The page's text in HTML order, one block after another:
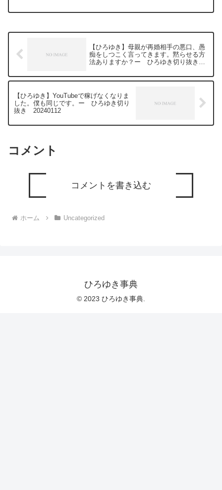
【ひろゆき】母親が再婚相手の悪口、愚
痴をしつこく言ってきます。黙らせる方
法ありますか？ー ひろゆき切り抜き
【ひろゆき】YouTubeで稼げなくなりま
した。僕も同じです。ー ひろゆき切り
抜き 20240112
コメント
コメントを書き込む
ホーム Uncategorized
ひろゆき事典
© 2023 ひろゆき事典.